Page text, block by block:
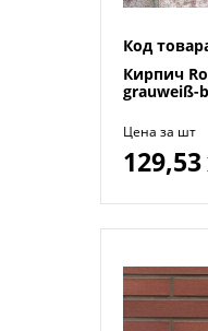
Код
Кирпич
grauweiß-
Цена за шт
129,53